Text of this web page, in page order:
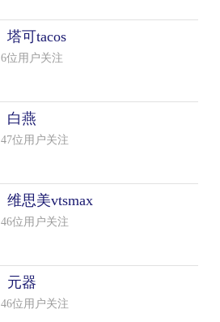
塔可tacos
6位用户关注
白燕
47位用户关注
维思美vtsmax
46位用户关注
元器
46位用户关注